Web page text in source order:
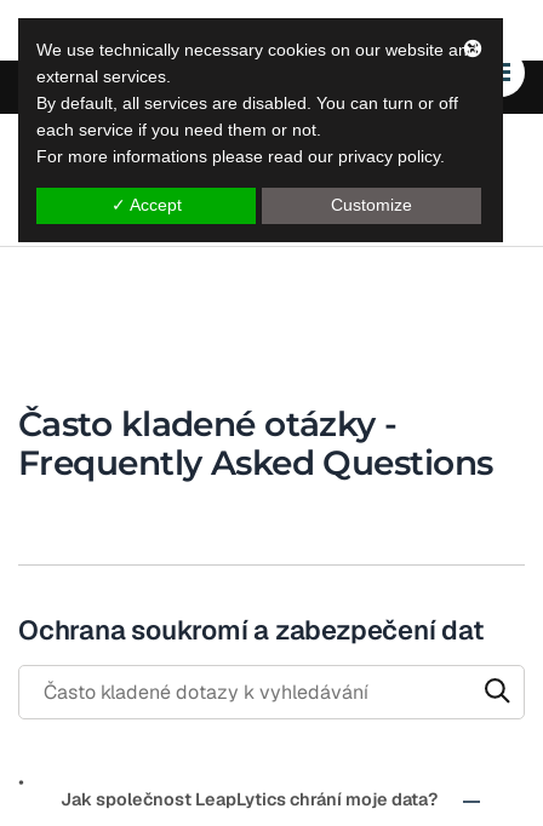
LeapLytics
řešení skokového vykazování
Často kladené otázky -
Frequently Asked Questions
Ochrana soukromí a zabezpečení dat
Search through FAQ items. Results will update as you type.
Jak společnost LeapLytics chrání moje data?
We use technically necessary cookies on our website and
external services.
By default, all services are disabled. You can turn or off
each service if you need them or not.
For more informations please read our privacy policy.
✓ Accept Customize